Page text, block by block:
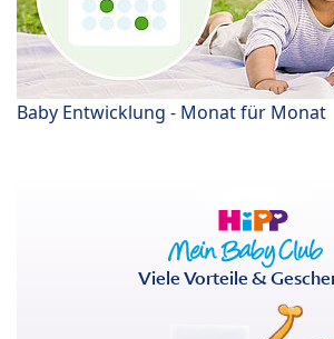
Baby Entwicklung - Monat für Monat
Viele Vorteile &